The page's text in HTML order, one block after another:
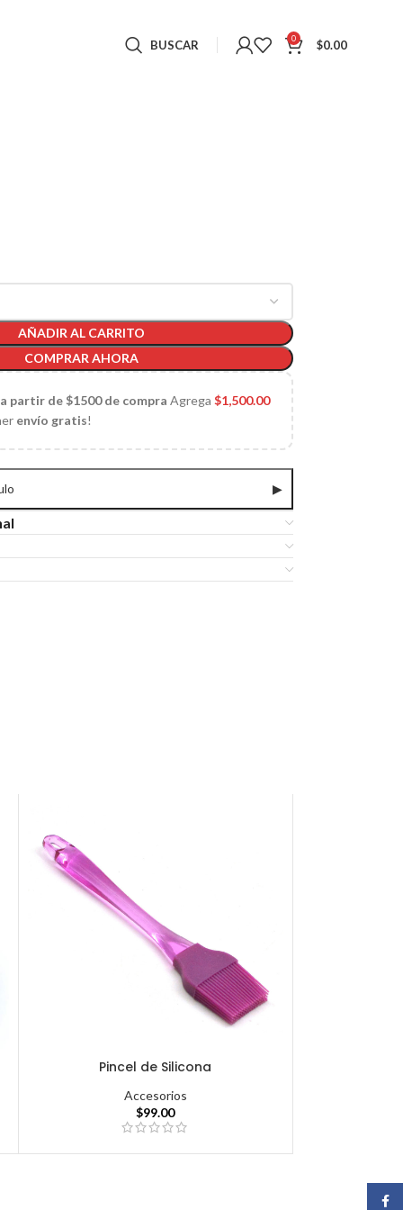
BUSCAR 0 $0.00
AÑADIR AL CARRITO
COMPRAR AHORA
partir de $1500 de compra Agrega$1,500.00
envío gratis!
▶
Pincel de Silicona
Accesorios
$99.00